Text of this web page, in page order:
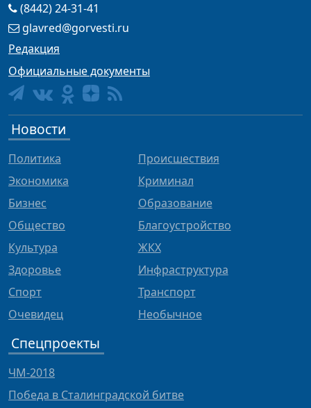
(8442) 24-31-41
glavred@gorvesti.ru
Редакция
Официальные документы
Новости
Политика
Экономика
Бизнес
Общество
Культура
Здоровье
Спорт
Очевидец
Происшествия
Криминал
Образование
Благоустройство
ЖКХ
Инфраструктура
Транспорт
Необычное
Спецпроекты
ЧМ-2018
Победа в Сталинградской битве